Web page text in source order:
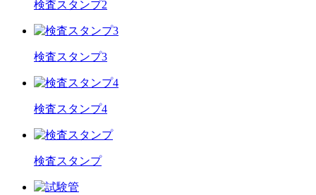
検査スタンプ2
検査スタンプ3
検査スタンプ4
検査スタンプ